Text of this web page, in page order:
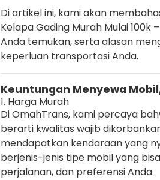
Di artikel ini, kami akan
Kelapa Gading Murah Mulai 100k
Anda temukan, serta alasan
keperluan transportasi Anda.
Keuntungan Menyewa
1. Harga Murah
Di OmahTrans, kami percaya
berarti kwalitas wajib
mendapatkan kendaraan yang
berjenis-jenis tipe mobil yang
perjalanan, dan preferensi Anda.